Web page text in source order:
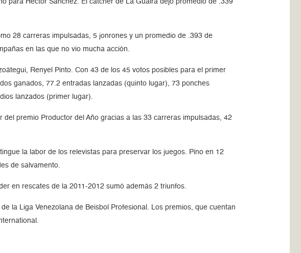
para Héctor Sánchez. El catcher de La Guaira dejó promedio de .339
28 carreras impulsadas, 5 jonrones y un promedio de .393 de
en las que no vio mucha acción.
Renyel Pinto. Con 43 de los 45 votos posibles para el primer
ganados, 77.2 entradas lanzadas (quinto lugar), 73 ponches
lanzados (primer lugar).
premio Productor del Año gracias a las 33 carreras impulsadas, 42
la labor de los relevistas para preservar los juegos. Pino en 12
de salvamento.
en rescates de la 2011-2012 sumó además 2 triunfos.
la Liga Venezolana de Beisbol Profesional. Los premios, que cuentan